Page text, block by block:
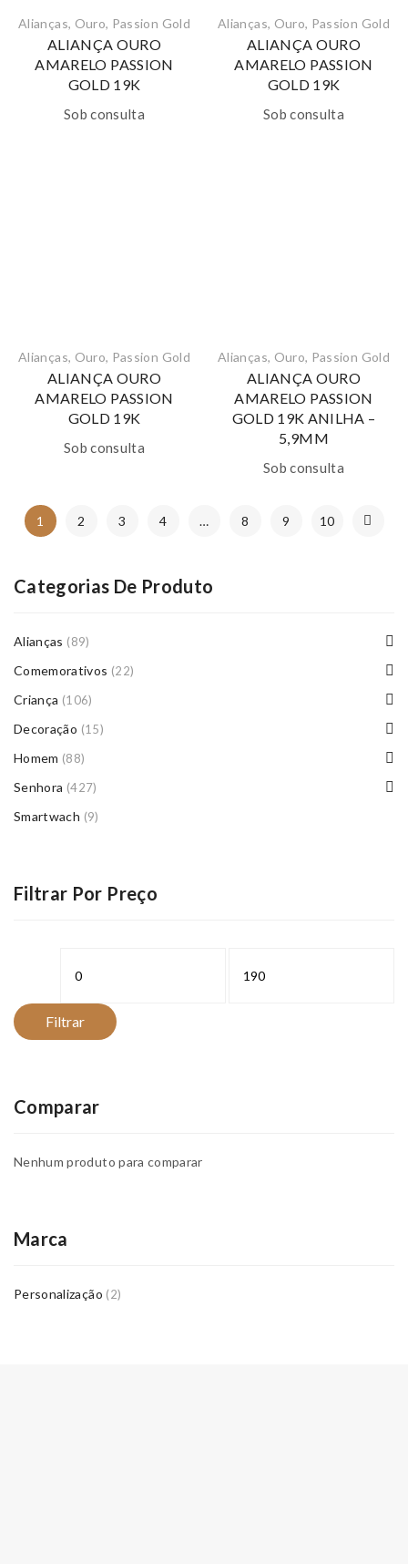
Alianças, Ouro, Passion Gold
ALIANÇA OURO
AMARELO PASSION
GOLD 19K
Sob consulta
Alianças, Ouro, Passion Gold
ALIANÇA OURO
AMARELO PASSION
GOLD 19K
Sob consulta
Alianças, Ouro, Passion Gold
ALIANÇA OURO
AMARELO PASSION
GOLD 19K
Sob consulta
Alianças, Ouro, Passion Gold
ALIANÇA OURO
AMARELO PASSION
GOLD 19K ANILHA –
5,9MM
Sob consulta
1 2 3 4 … 8 9 10
Categorias De Produto
Alianças (89)
Comemorativos (22)
Criança (106)
Decoração (15)
Homem (88)
Senhora (427)
Smartwach (9)
Filtrar Por Preço
Filtrar
Comparar
Nenhum produto para comparar
Marca
Personalização (2)